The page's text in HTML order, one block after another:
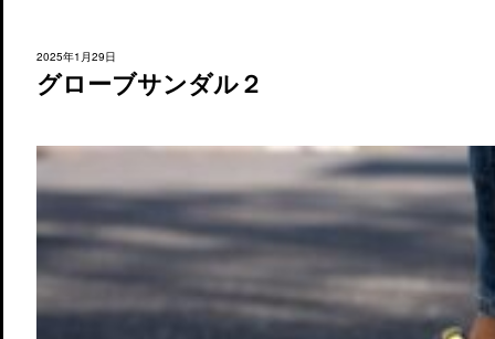
2025年1月29日
グローブサンダル２